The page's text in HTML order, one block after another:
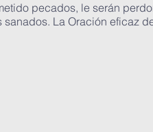
pecados, le serán
sanados. La Oración eficaz